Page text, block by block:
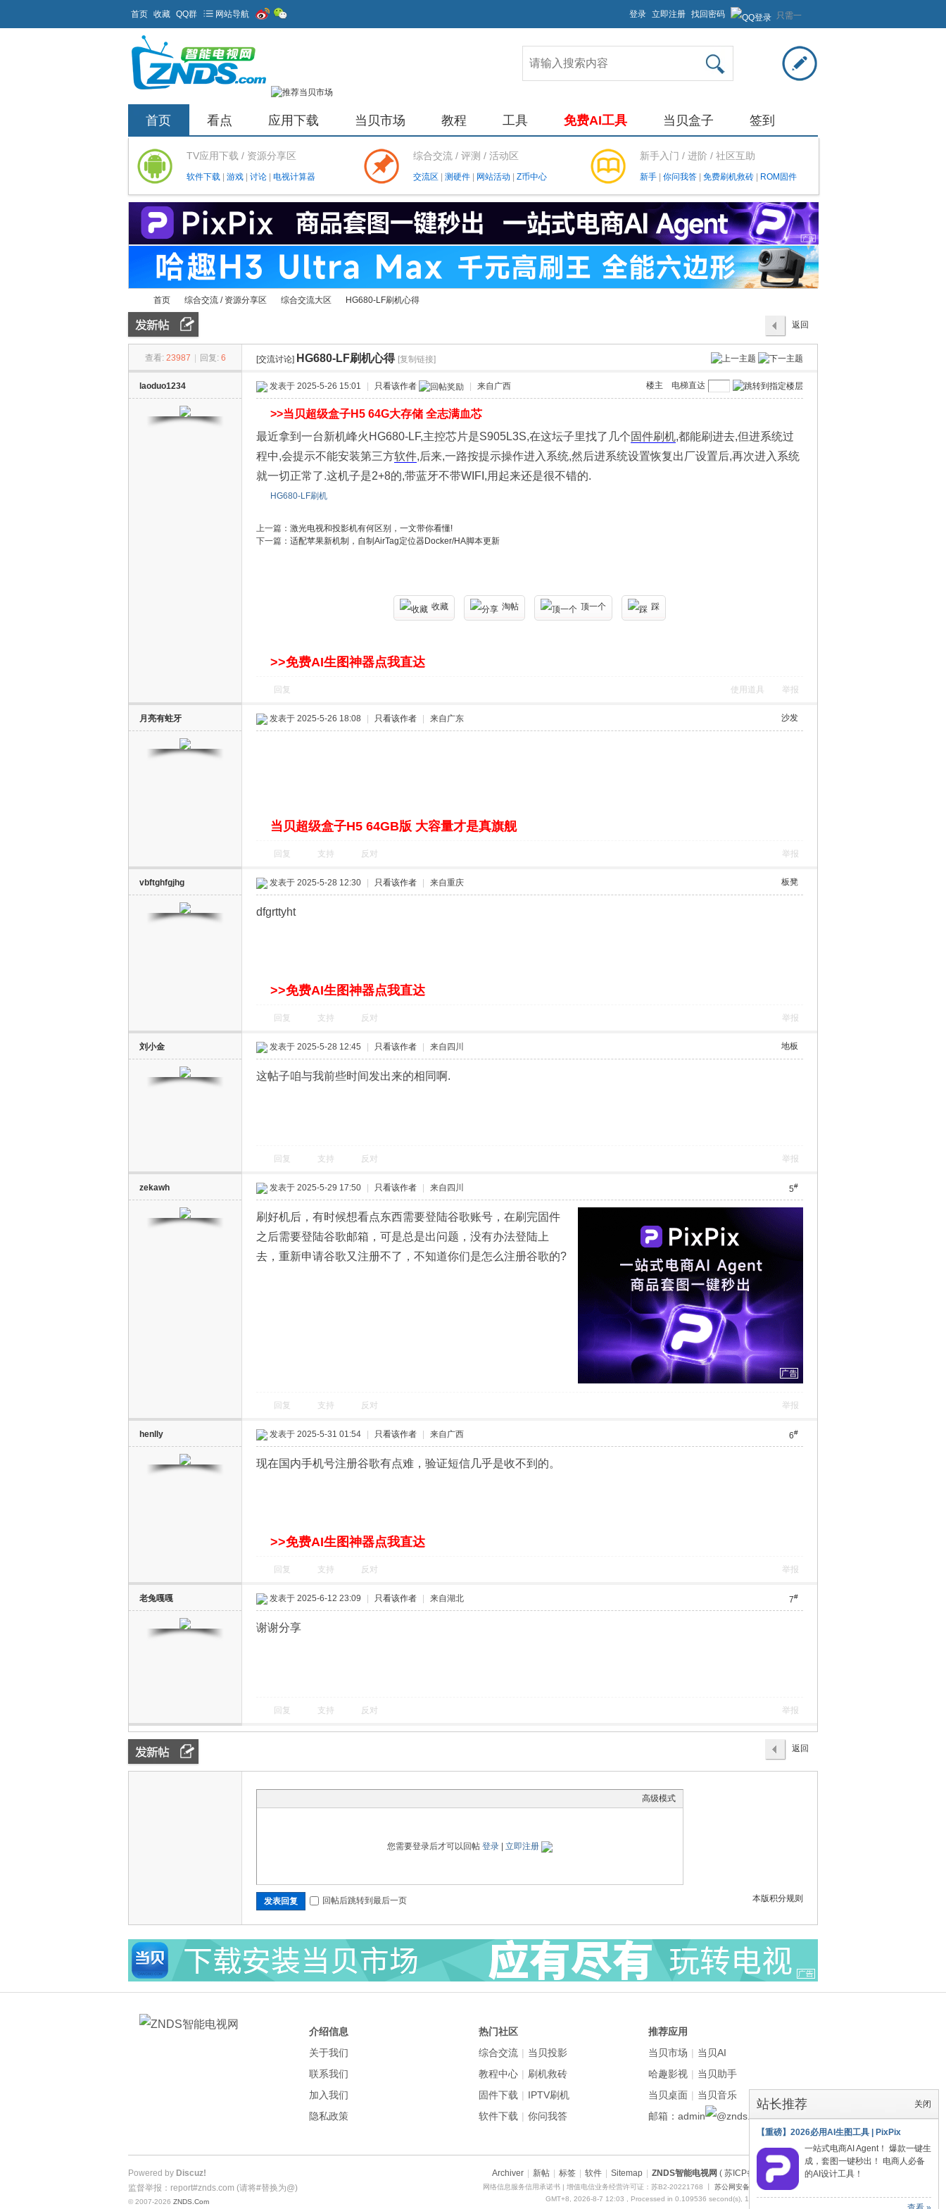
首页 收藏 QQ群 网站导航 只需一
步，快
速开始
登录 立即注册 找回密码
首页 看点 应用下载 当贝市场 教程 工具 免费AI工具 当贝盒子 签到
TV应用下载 / 资源分享区
软件下载 游戏 讨论 电视计算器
综合交流 / 评测 / 活动区
交流区 测硬件 网站活动 Z币中心
新手入门 / 进阶 / 社区互助
新手 你问我答 免费刷机救砖 ROM固件
首页
›
综合交流 / 资源分享区
›
综合交流大区
›
HG680-LF刷机心得
返回
列表
查看: 23987 回复: 6 [交流讨论] HG680-LF刷机心得 [复制链接]
laoduo1234 电梯直达
楼主
发表于 2025-5-26 15:01 只看该作者 来自广西
>>当贝超级盒子H5 64G大存储 全志满血芯
最近拿到一台新机峰火HG680-LF,主控芯片是S905L3S,在这坛子里找了几个固件刷机,都能刷进去,但进系统过
程中,会提示不能安装第三方软件,后来,一路按提示操作进入系统,然后进系统设置恢复出厂设置后,再次进入系统
就一切正常了.这机子是2+8的,带蓝牙不带WIFI,用起来还是很不错的.
HG680-LF刷机
上一篇： 激光电视和投影机有何区别，一文带你看懂!
下一篇： 适配苹果新机制，自制AirTag定位器Docker/HA脚本更新
收藏 淘帖 顶一个 踩
>>免费AI生图神器点我直达
回复 使用道具 举报
月亮有蛀牙 沙发
发表于 2025-5-26 18:08 只看该作者 来自广东
当贝超级盒子H5 64GB版 大容量才是真旗舰
回复 支持 反对 举报
vbftghfgjhg 板凳
发表于 2025-5-28 12:30 只看该作者 来自重庆
dfgrttyht
>>免费AI生图神器点我直达
回复 支持 反对 举报
刘小金 地板
发表于 2025-5-28 12:45 只看该作者 来自四川
这帖子咱与我前些时间发出来的相同啊.
回复 支持 反对 举报
zekawh 5#
发表于 2025-5-29 17:50 只看该作者 来自四川
刷好机后，有时候想看点东西需要登陆谷歌账号，在刷完固件
之后需要登陆谷歌邮箱，可是总是出问题，没有办法登陆上
去，重新申请谷歌又注册不了，不知道你们是怎么注册谷歌的?
回复 支持 反对 举报
henlly 6#
发表于 2025-5-31 01:54 只看该作者 来自广西
现在国内手机号注册谷歌有点难，验证短信几乎是收不到的。
>>免费AI生图神器点我直达
回复 支持 反对 举报
老兔嘎嘎 7#
发表于 2025-6-12 23:09 只看该作者 来自湖北
谢谢分享
回复 支持 反对 举报
返回
高级模式
您需要登录后才可以回帖 登录 立即注册
本版积分规则
发表回复 回帖后跳转到最后一页
关闭
站长推荐
【重磅】2026必用AI生图工具 | PixPix
一站式电商AI Agent！ 爆款一键生
成，套图一键秒出！ 电商人必备
的AI设计工具！
推荐应用
当贝市场 | 当贝AI
哈趣影视 | 当贝助手
当贝桌面 | 当贝音乐
邮箱：admin
znds.com
热门社区
综合交流 | 当贝投影
教程中心 | 刷机救砖
固件下载 | IPTV刷机
软件下载 | 你问我答
介绍信息
关于我们
联系我们
加入我们
隐私政策
Archiver 新帖 标签 软件 Sitemap ZNDS智能电视网 ( 苏ICP备2023012627号 )
网络信息服务信用承诺书 | 增值电信业务经营许可证：苏B2-20221768 丨 苏公网安备 32011402011373号
GMT+8, 2026-8-7 12:03 , Processed in 0.109536 second(s), 14 queries , Redis On.
Powered by Discuz!
监督举报：report#znds.com (请将#替换为@)
© 2007-2026 ZNDS.Com